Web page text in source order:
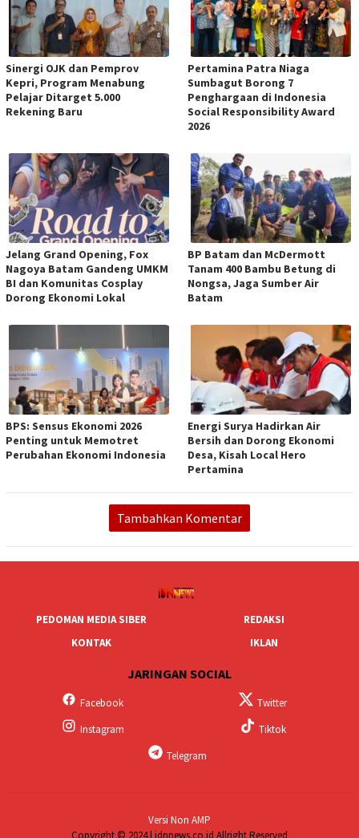
Sinergi OJK dan Pemprov
Kepri, Program Menabung
Pelajar Ditarget 5.000
Rekening Baru
Pertamina Patra Niaga
Sumbagut Borong 7
Penghargaan di Indonesia
Social Responsibility Award
2026
Jelang Grand Opening, Fox
Nagoya Batam Gandeng UMKM
BI dan Komunitas Cosplay
Dorong Ekonomi Lokal
BP Batam dan McDermott
Tanam 400 Bambu Betung di
Nongsa, Jaga Sumber Air
Batam
BPS: Sensus Ekonomi 2026
Penting untuk Memotret
Perubahan Ekonomi Indonesia
Energi Surya Hadirkan Air
Bersih dan Dorong Ekonomi
Desa, Kisah Local Hero
Pertamina
Tambahkan Komentar
PEDOMAN MEDIA SIBER
REDAKSI
KONTAK
IKLAN
JARINGAN SOCIAL
Facebook
Twitter
Instagram
Tiktok
Telegram
Versi Non AMP
Copyright © 2024 | idnnews.co.id Allright Reserved